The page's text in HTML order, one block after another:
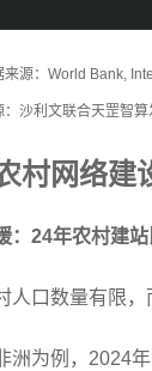
来源：World Bank,
：沙利文联合天罡智
村网络建
：24年农村建
人口数量有限，
洲为例，2024